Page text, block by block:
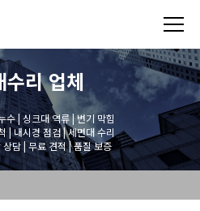
수리업체
수 | 싱크대 역류 | 변기 막힘
| 내시경 점검 | 세면대 수리
담 | 무료 견적 | 품질 보증